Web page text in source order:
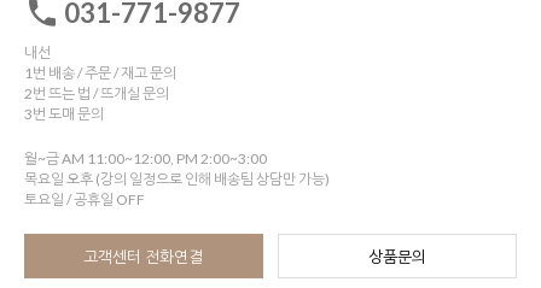
031-771-9877
내선
1번 배송 / 주문 / 재고 문의
2번 뜨는 법 / 뜨개실 문의
3번 도매 문의
월~금 AM 11:00~12:00, PM 2:00~3:00
목요일 오후 (강의 일정으로 인해 배송팀 상담만 가능)
토요일 / 공휴일 OFF
고객센터 전화연결 상품문의